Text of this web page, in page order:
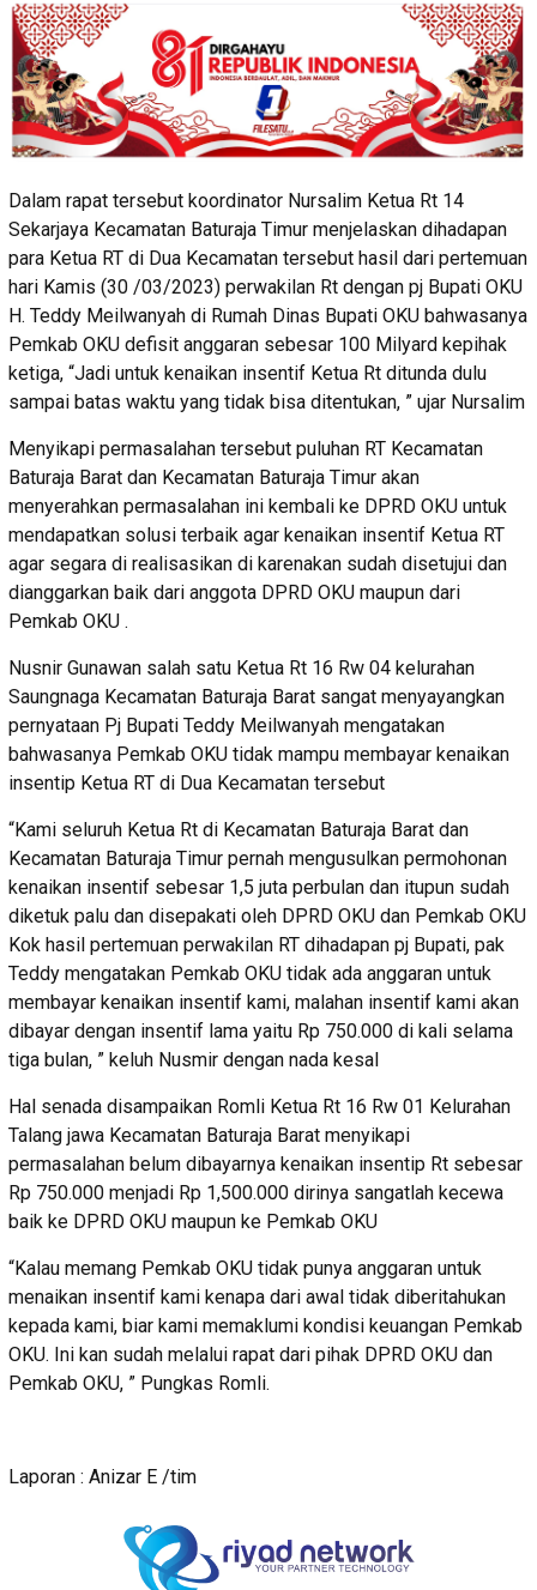
Dalam rapat tersebut koordinator Nursalim Ketua Rt 14
Sekarjaya Kecamatan Baturaja Timur menjelaskan dihadapan
para Ketua RT di Dua Kecamatan tersebut hasil dari pertemuan
hari Kamis (30 /03/2023) perwakilan Rt dengan pj Bupati OKU
H. Teddy Meilwanyah di Rumah Dinas Bupati OKU bahwasanya
Pemkab OKU defisit anggaran sebesar 100 Milyard kepihak
ketiga, “Jadi untuk kenaikan insentif Ketua Rt ditunda dulu
sampai batas waktu yang tidak bisa ditentukan, ” ujar Nursalim
Menyikapi permasalahan tersebut puluhan RT Kecamatan
Baturaja Barat dan Kecamatan Baturaja Timur akan
menyerahkan permasalahan ini kembali ke DPRD OKU untuk
mendapatkan solusi terbaik agar kenaikan insentif Ketua RT
agar segara di realisasikan di karenakan sudah disetujui dan
dianggarkan baik dari anggota DPRD OKU maupun dari
Pemkab OKU .
Nusnir Gunawan salah satu Ketua Rt 16 Rw 04 kelurahan
Saungnaga Kecamatan Baturaja Barat sangat menyayangkan
pernyataan Pj Bupati Teddy Meilwanyah mengatakan
bahwasanya Pemkab OKU tidak mampu membayar kenaikan
insentip Ketua RT di Dua Kecamatan tersebut
“Kami seluruh Ketua Rt di Kecamatan Baturaja Barat dan
Kecamatan Baturaja Timur pernah mengusulkan permohonan
kenaikan insentif sebesar 1,5 juta perbulan dan itupun sudah
diketuk palu dan disepakati oleh DPRD OKU dan Pemkab OKU
Kok hasil pertemuan perwakilan RT dihadapan pj Bupati, pak
Teddy mengatakan Pemkab OKU tidak ada anggaran untuk
membayar kenaikan insentif kami, malahan insentif kami akan
dibayar dengan insentif lama yaitu Rp 750.000 di kali selama
tiga bulan, ” keluh Nusmir dengan nada kesal
Hal senada disampaikan Romli Ketua Rt 16 Rw 01 Kelurahan
Talang jawa Kecamatan Baturaja Barat menyikapi
permasalahan belum dibayarnya kenaikan insentip Rt sebesar
Rp 750.000 menjadi Rp 1,500.000 dirinya sangatlah kecewa
baik ke DPRD OKU maupun ke Pemkab OKU
“Kalau memang Pemkab OKU tidak punya anggaran untuk
menaikan insentif kami kenapa dari awal tidak diberitahukan
kepada kami, biar kami memaklumi kondisi keuangan Pemkab
OKU. Ini kan sudah melalui rapat dari pihak DPRD OKU dan
Pemkab OKU, ” Pungkas Romli.
Laporan : Anizar E /tim